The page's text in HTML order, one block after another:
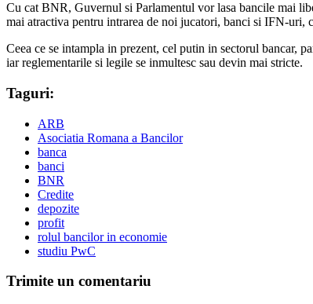
Cu cat BNR, Guvernul si Parlamentul vor lasa bancile mai
mai atractiva pentru intrarea de noi jucatori, banci si IFN-uri,
Ceea ce se intampla in prezent, cel putin in sectorul bancar,
iar reglementarile si legile se inmultesc sau devin mai stricte.
Taguri:
ARB
Asociatia Romana a Bancilor
banca
banci
BNR
Credite
depozite
profit
rolul bancilor in economie
studiu PwC
Trimite un comentariu